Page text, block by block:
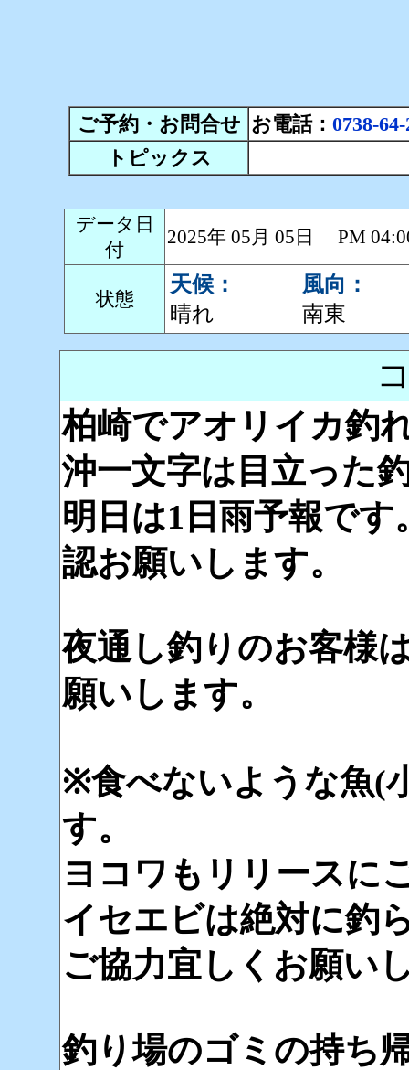
ご予約・お問合せ お電話： 0738-
トピックス
データ日
付
2025年 05月 05日 PM
状態
天候：
晴れ
風向：
南東
柏崎でアオリイカ釣
沖一文字は目立った
明日は1日雨予報で
認お願いします。
夜通し釣りのお客様
願いします。
※食べないような魚(
す。
ヨコワもリリースに
イセエビは絶対に釣
ご協力宜しくお願い
釣り場のゴミの持ち